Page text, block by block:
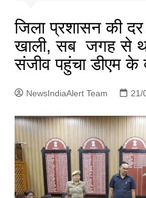
जिला प्रशासन की
खाली, सब जगह से
संजीव पहुंचा डीएम के
NewsIndiaAlert Team 21/